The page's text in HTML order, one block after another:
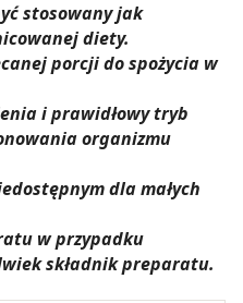
stosowany jak
diety.
porcji do spożycia w
i prawidłowy tryb
organizmu
dla małych
w przypadku
składnik preparatu.